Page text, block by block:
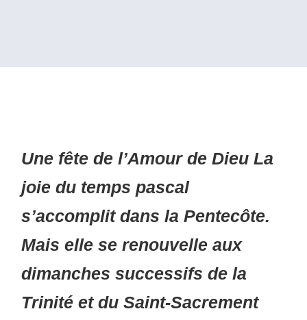
Une fête de l’Amour de Dieu La
joie du temps pascal
s’accomplit dans la Pentecôte.
Mais elle se renouvelle aux
dimanches successifs de la
Trinité et du Saint-Sacrement